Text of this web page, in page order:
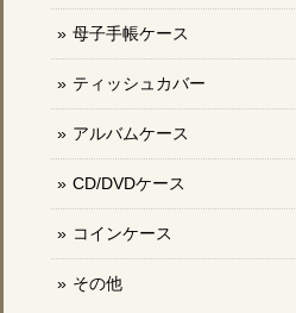
母子手帳ケース
ティッシュカバー
アルバムケース
CD/DVDケース
コインケース
その他